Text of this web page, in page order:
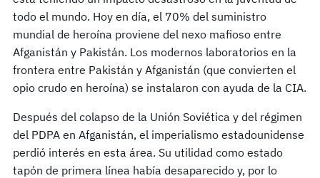
todo el mundo. Hoy en día, el 70% del suministro
mundial de heroína proviene del nexo mafioso entre
Afganistán y Pakistán. Los modernos laboratorios en la
frontera entre Pakistán y Afganistán (que convierten el
opio crudo en heroína) se instalaron con ayuda de la CIA.
Después del colapso de la Unión Soviética y del régimen
del PDPA en Afganistán, el imperialismo estadounidense
perdió interés en esta área. Su utilidad como estado
tapón de primera línea había desaparecido y, por lo